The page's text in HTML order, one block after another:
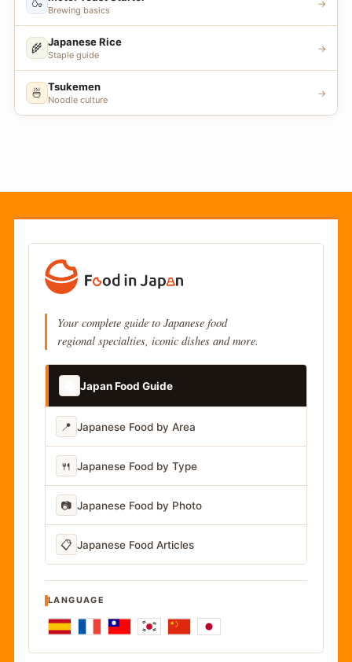
🍶
Brewing basics
→
🌾 Japanese Rice
Staple guide
→
🍜 Tsukemen
Noodle culture
→
Your complete guide to Japanese food
regional specialties, iconic dishes and more.
Japan Food Guide
📍 Japanese Food by Area
🍴 Japanese Food by Type
📷 Japanese Food by Photo
📋 Japanese Food Articles
LANGUAGE